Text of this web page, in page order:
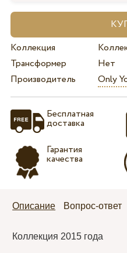
Коллекция
Трансформер
Нет
Производитель
Only
Бесплатная
доставка
Гарантия
качества
Описание Вопрос-ответ
Коллекция 2015 года